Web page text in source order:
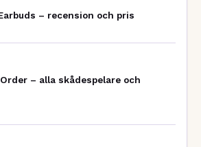
– recension och pris
– alla skådespelare och